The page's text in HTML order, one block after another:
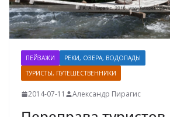
ПЕЙЗАЖИ
РЕКИ, ОЗЕРА, ВОДОПАДЫ
ТУРИСТЫ, ПУТЕШЕСТВЕННИКИ
2014-07-11 Александр Пирагис